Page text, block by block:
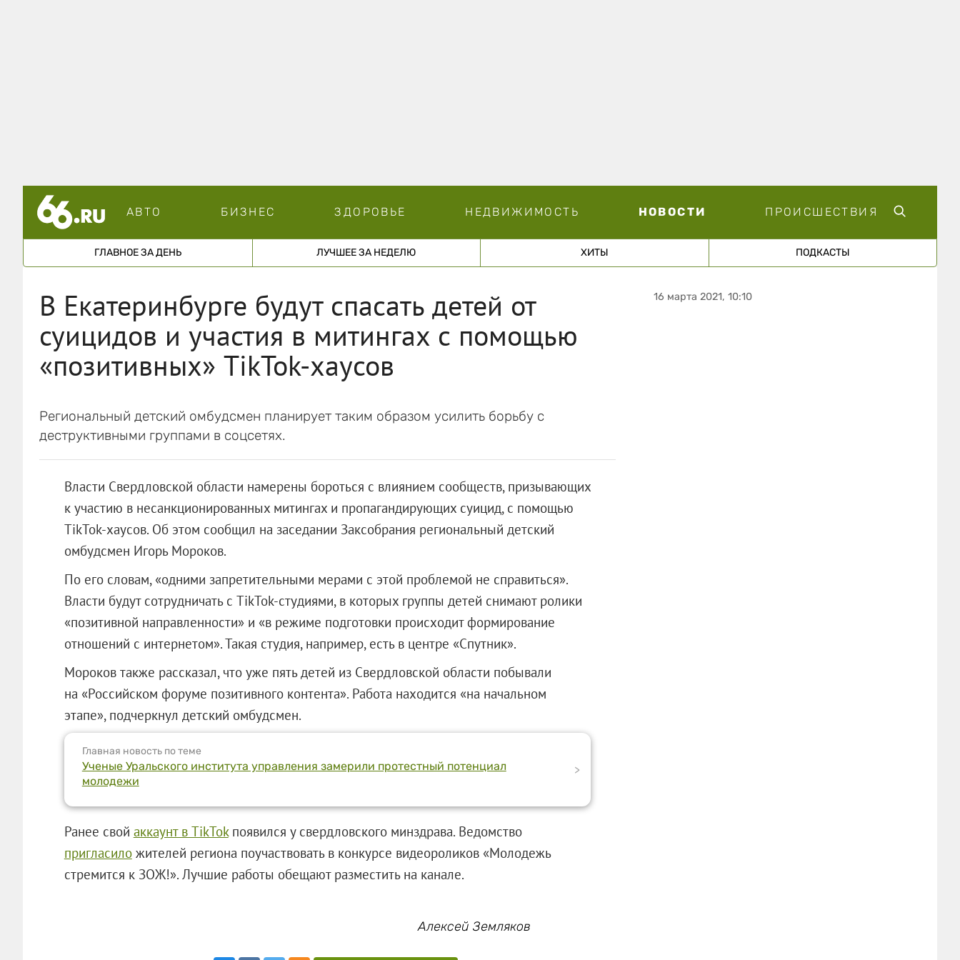
АВТО БИЗНЕС ЗДОРОВЬЕ НЕДВИЖИМОСТЬ НОВОСТИ ПРОИСШЕСТВИЯ
ГЛАВНОЕ ЗА ДЕНЬ ЛУЧШЕЕ ЗА НЕДЕЛЮ ХИТЫ ПОДКАСТЫ
В Екатеринбурге будут спасать детей от
суицидов и участия в митингах с помощью
«позитивных» TikTok-хаусов
Региональный детский омбудсмен планирует таким образом усилить борьбу с
деструктивными группами в соцсетях.
Власти Свердловской области намерены бороться с влиянием сообществ, призывающих
к участию в несанкционированных митингах и пропагандирующих суицид, с помощью
TikTok-хаусов. Об этом сообщил на заседании Заксобрания региональный детский
омбудсмен Игорь Мороков.
По его словам, «одними запретительными мерами с этой проблемой не справиться».
Власти будут сотрудничать с TikTok-студиями, в которых группы детей снимают ролики
«позитивной направленности» и «в режиме подготовки происходит формирование
отношений с интернетом». Такая студия, например, есть в центре «Спутник».
Мороков также рассказал, что уже пять детей из Свердловской области побывали
на «Российском форуме позитивного контента». Работа находится «на начальном
этапе», подчеркнул детский омбудсмен.
Главная новость по теме
Ученые Уральского института управления замерили протестный потенциал
молодежи
>
Ранее свой аккаунт в TikTokпоявился у свердловского минздрава. Ведомство
пригласиложителей региона поучаствовать в конкурсе видеороликов «Молодежь
стремится к ЗОЖ!». Лучшие работы обещают разместить на канале.
Алексей Земляков
16 марта 2021, 10:10